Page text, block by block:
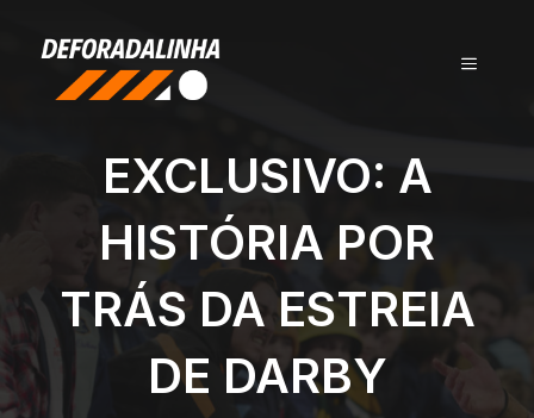
conteúdo
MENU
EXCLUSIVO: A
HISTÓRIA POR
TRÁS DA ESTREIA
DE DARBY